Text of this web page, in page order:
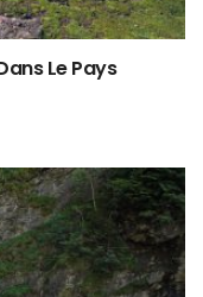
Le Pays